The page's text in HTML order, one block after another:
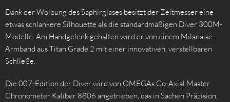
Dank der Wölbung des Saphirglases besitzt der Zeitmesser eine
etwas schlankere Silhouette als die standardmäßigen Diver 300M-
Modelle. Am Handgelenk gehalten wird er von einem Milanaise-
Armband aus Titan Grade 2 mit einer innovativen, verstellbaren
Schließe.
Die 007-Edition der Diver wird von OMEGAs Co-Axial Master
Chronometer Kaliber 8806 angetrieben, das in Sachen Präzision,